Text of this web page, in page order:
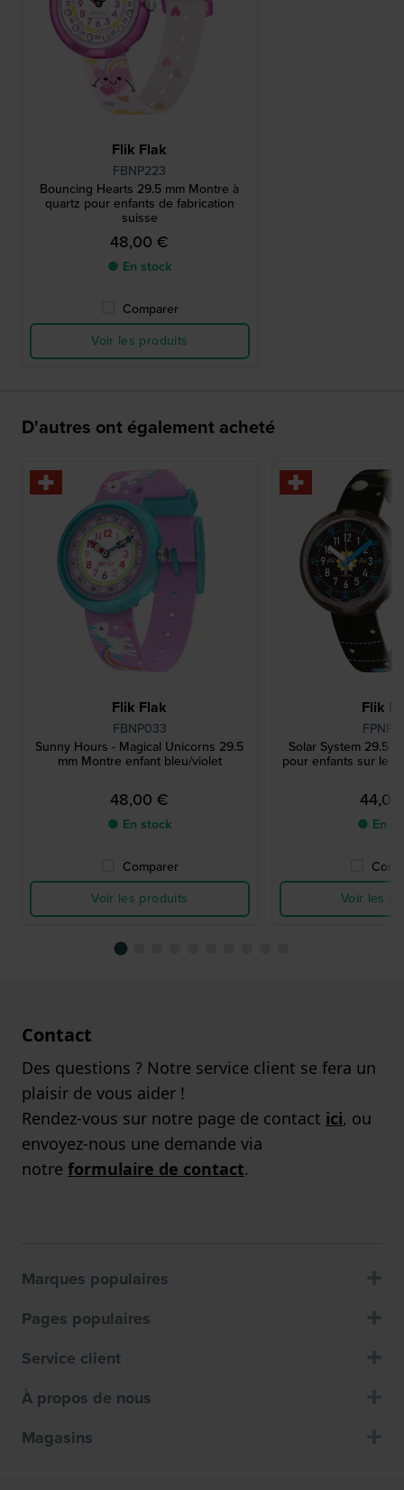
Flik Flak
FBNP223
Bouncing Hearts 29.5 mm Montre à
quartz pour enfants de fabrication
suisse
48,00 €
● En stock
Comparer
Voir les produits
D'autres ont également acheté
Flik Flak
FBNP033
Sunny Hours - Magical Unicorns 29.5
mm Montre enfant bleu/violet
48,00 €
● En stock
Comparer
Voir les produits
Flik
Solar System 29.5
pour enfants sur le
● En
Voir les
Contact
Des questions ? Notre service client se fera un
plaisir de vous aider !
Rendez-vous sur notre page de contact ici, ou
envoyez-nous une demande via
notre formulaire de contact.
Marques populaires
Pages populaires
Service client
À propos de nous
Magasins